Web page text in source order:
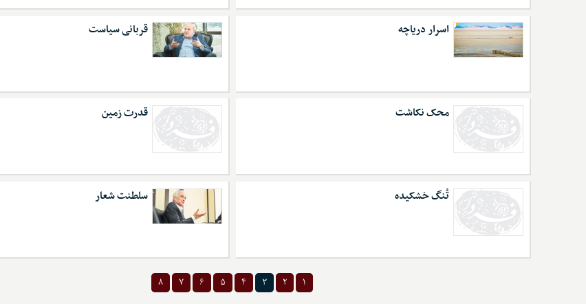
اسرار دریاچه قربانی سیاست
محک نکاشت قدرت زمین
تُنگ خشکیده سلطنت شعار
۱ ۲ ۳ ۴ ۵ ۶ ۷ ۸